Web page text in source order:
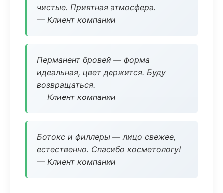
чистые. Приятная атмосфера.
— Клиент компании
Перманент бровей — форма
идеальная, цвет держится. Буду
возвращаться.
— Клиент компании
Ботокс и филлеры — лицо свежее,
естественно. Спасибо косметологу!
— Клиент компании